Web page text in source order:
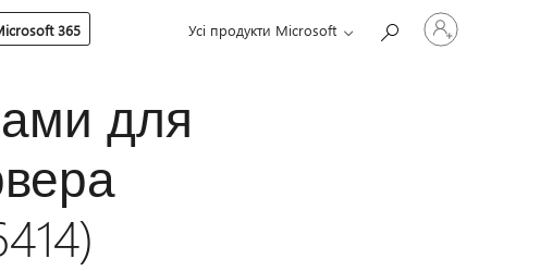
365 Усі продукти Microsoft
Увійдіть
свій
для